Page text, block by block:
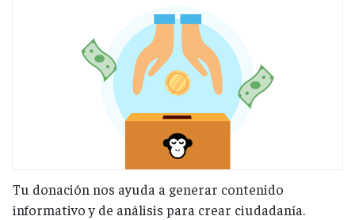
Tu donación nos ayuda a generar contenido
informativo y de análisis para crear ciudadanía.